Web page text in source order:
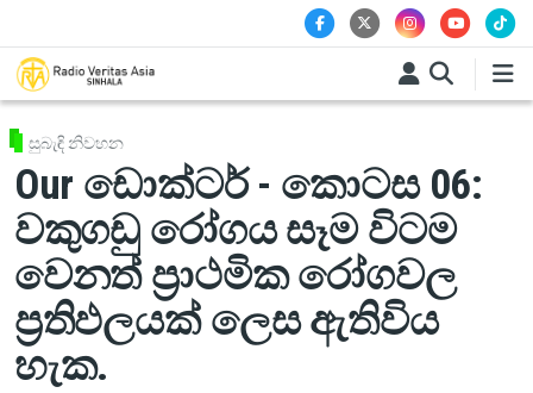
සුබැඳි නිවහන
Our ඩොක්ටර් - කොටස 06:
වකුගඩු රෝගය සෑම විටම
වෙනත් ප්‍රාථමික රෝගවල
ප්‍රතිඵලයක් ලෙස ඇතිවිය
හැක.